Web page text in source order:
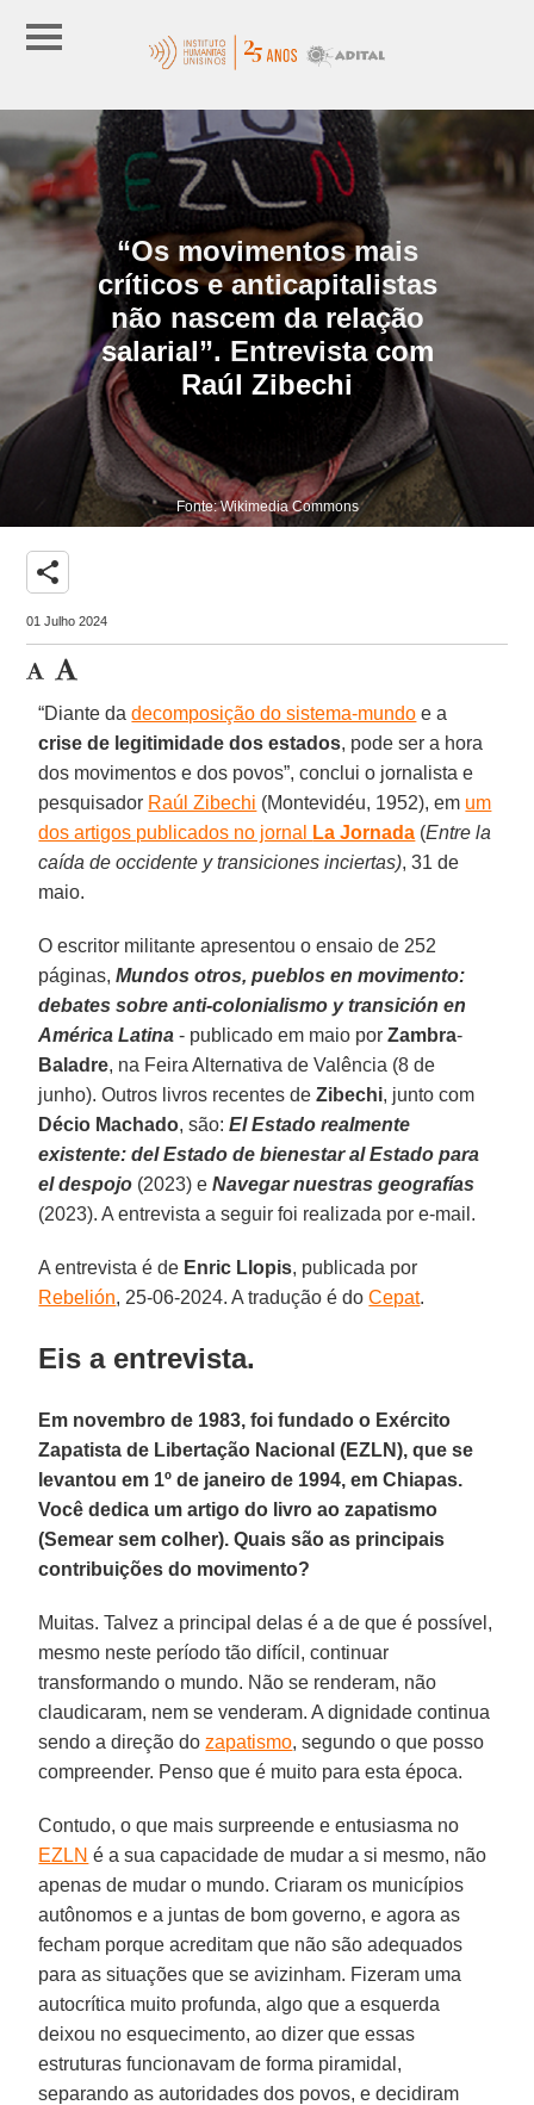
“Os movimentos mais
críticos e anticapitalistas
não nascem da relação
salarial”. Entrevista com
Raúl Zibechi
Fonte: Wikimedia Commons
share
01 Julho 2024
“Diante dadecomposição do sistema-mundo e a
crise de legitimidade dos estados, pode ser a hora
dos movimentos e dos povos”, conclui o jornalista e
pesquisador Raúl Zibechi (Montevidéu, 1952), em um
dos artigos publicados no jornal
La Jornada (Entre la
caída de occidente y transiciones inciertas), 31 de
maio.
O escritor militante apresentou o ensaio de 252
páginas,Mundos otros, pueblos en movimento:
debates sobre anti-colonialismo y transición en
América Latina - publicado em maio porZambra-
Baladre, na Feira Alternativa de Valência (8 de
junho). Outros livros recentes deZibechi, junto com
Décio Machado, são:El Estado realmente
existente: del Estado de bienestar al Estado para
el despojo (2023) eNavegar nuestras geografías
(2023). A entrevista a seguir foi realizada por e-mail.
A entrevista é de Enric Llopis, publicada por
Rebelión, 25-06-2024. A tradução é doCepat.
Eis a entrevista.
Em novembro de 1983, foi fundado o Exército
Zapatista de Libertação Nacional (EZLN), que se
levantou em 1º de janeiro de 1994, em Chiapas.
Você dedica um artigo do livro ao zapatismo
(Semear sem colher). Quais são as principais
contribuições do movimento?
Muitas. Talvez a principal delas é a de que é possível,
mesmo neste período tão difícil, continuar
transformando o mundo. Não se renderam, não
claudicaram, nem se venderam. A dignidade continua
sendo a direção dozapatismo, segundo o que posso
compreender. Penso que é muito para esta época.
Contudo, o que mais surpreende e entusiasma no
EZLN é a sua capacidade de mudar a si mesmo, não
apenas de mudar o mundo. Criaram os municípios
autônomos e a juntas de bom governo, e agora as
fecham porque acreditam que não são adequados
para as situações que se avizinham. Fizeram uma
autocrítica muito profunda, algo que a esquerda
deixou no esquecimento, ao dizer que essas
estruturas funcionavam de forma piramidal,
separando as autoridades dos povos, e decidiram